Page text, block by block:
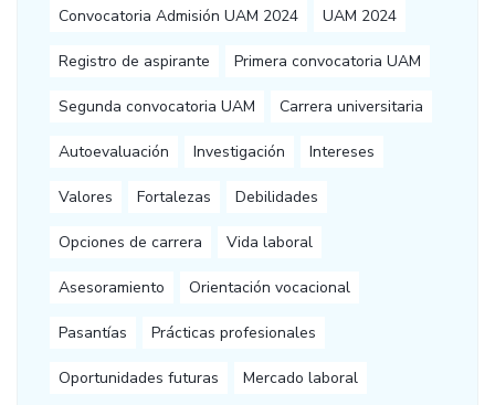
Convocatoria Admisión UAM 2024 UAM 2024
Registro de aspirante Primera convocatoria UAM
Segunda convocatoria UAM Carrera universitaria
Autoevaluación Investigación Intereses
Valores Fortalezas Debilidades
Opciones de carrera Vida laboral
Asesoramiento Orientación vocacional
Pasantías Prácticas profesionales
Oportunidades futuras Mercado laboral